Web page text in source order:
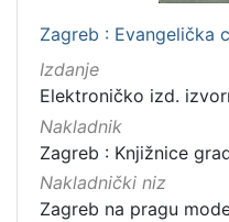
Zagreb : Evangelička
Izdanje
Elektroničko izd.
Nakladnik
Zagreb : Knjižnice
Nakladnički niz
Zagreb na pragu